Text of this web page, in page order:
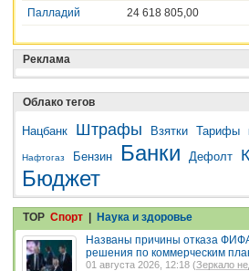
Палладий
24 618 805,00
Реклама
Облако тегов
Нацбанк Штрафы Взятки Тарифы
Нафтогаз Бензин Банки Дефолт
Бюджет
TOP Спорт | Наука и здоровье
Названы причины отказа
решения по коммерческим
01 августа 2026, 12:18 (Зеркало